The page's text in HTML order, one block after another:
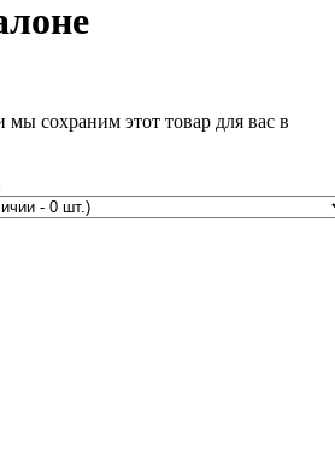
сохраним этот товар для вас в